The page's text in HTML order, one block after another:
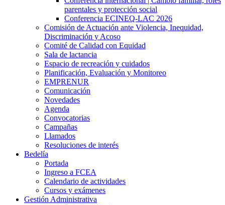
parentales y protección social
Conferencia ECINEQ-LAC 2026
Comisión de Actuación ante Violencia, Inequidad,
Discriminación y Acoso
Comité de Calidad con Equidad
Sala de lactancia
Espacio de recreación y cuidados
Planificación, Evaluación y Monitoreo
EMPRENUR
Comunicación
Novedades
Agenda
Convocatorias
Campañas
Llamados
Resoluciones de interés
Bedelía
Portada
Ingreso a FCEA
Calendario de actividades
Cursos y exámenes
Gestión Administrativa